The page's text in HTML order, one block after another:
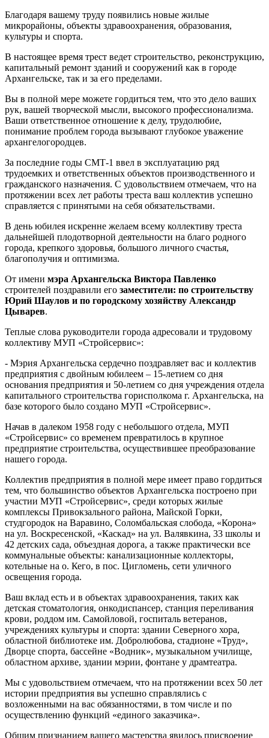
Благодаря вашему труду появились новые жилые
микрорайоны, объекты здравоохранения, образования,
культуры и спорта.
В настоящее время трест ведет строительство, реконструкцию,
капитальный ремонт зданий и сооружений как в городе
Архангельске, так и за его пределами.
Вы в полной мере можете гордиться тем, что это дело ваших
рук, вашей творческой мысли, высокого профессионализма.
Ваши ответственное отношение к делу, трудолюбие,
понимание проблем города вызывают глубокое уважение
архангелогородцев.
За последние годы СМТ-1 ввел в эксплуатацию ряд
трудоемких и ответственных объектов производственного и
гражданского назначения. С удовольствием отмечаем, что на
протяжении всех лет работы треста ваш коллектив успешно
справляется с принятыми на себя обязательствами.
В день юбилея искренне желаем всему коллективу треста
дальнейшей плодотворной деятельности на благо родного
города, крепкого здоровья, большого личного счастья,
благополучия и оптимизма.
От имени мэра Архангельска Виктора Павленко
строителей поздравили его заместители: по строительству
Юрий Шаулов и по городскому хозяйству Александр
Цыварев.
Теплые слова руководители города адресовали и трудовому
коллективу МУП «Стройсервис»:
- Мэрия Архангельска сердечно поздравляет вас и коллектив
предприятия с двойным юбилеем – 15-летием со дня
основания предприятия и 50-летием со дня учреждения отдела
капитального строительства горисполкома г. Архангельска, на
базе которого было создано МУП «Стройсервис».
Начав в далеком 1958 году с небольшого отдела, МУП
«Стройсервис» со временем превратилось в крупное
предприятие строительства, осуществившее преобразование
нашего города.
Коллектив предприятия в полной мере имеет право гордиться
тем, что большинство объектов Архангельска построено при
участии МУП «Стройсервис», среди которых жилые
комплексы Привокзального района, Майской Горки,
студгородок на Варавино, Соломбальская слобода, «Корона»
на ул. Воскресенской, «Каскад» на ул. Валявкина, 33 школы и
42 детских сада, объездная дорога, а также практически все
коммунальные объекты: канализационные коллекторы,
котельные на о. Кего, в пос. Цигломень, сети уличного
освещения города.
Ваш вклад есть и в объектах здравоохранения, таких как
детская стоматология, онкодиспансер, станция переливания
крови, роддом им. Самойловой, госпиталь ветеранов,
учреждениях культуры и спорта: здании Северного хора,
областной библиотеке им. Добролюбова, стадионе «Труд»,
Дворце спорта, бассейне «Водник», музыкальном училище,
областном архиве, здании мэрии, фонтане у драмтеатра.
Мы с удовольствием отмечаем, что на протяжении всех 50 лет
истории предприятия вы успешно справлялись с
возложенными на вас обязанностями, в том числе и по
осуществлению функций «единого заказчика».
Общим признанием вашего мастерства явилось присвоение